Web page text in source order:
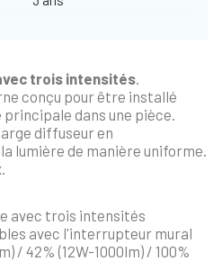
trois intensités
conçu pour être installé
dans une pièce.
diffuseur en
lumière de manière uniforme.
avec trois intensités
avec l'interrupteur mural
/ 42% (12W-1000lm) / 100%